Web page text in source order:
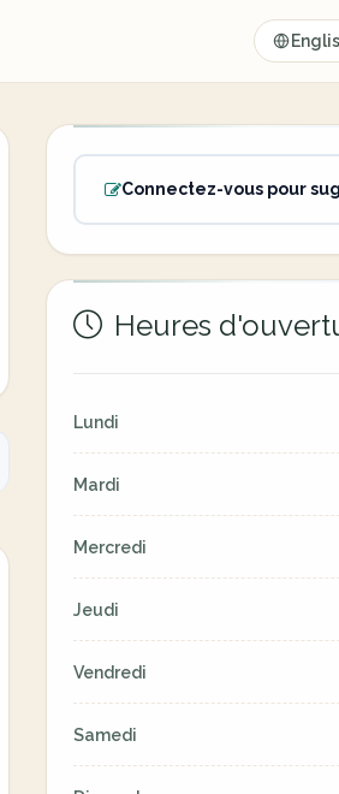
Connectez-vous pour
Heures
Lundi
Mardi
Mercredi
Jeudi
Vendredi
Samedi